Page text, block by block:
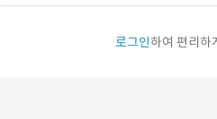
로그인하여 편리하